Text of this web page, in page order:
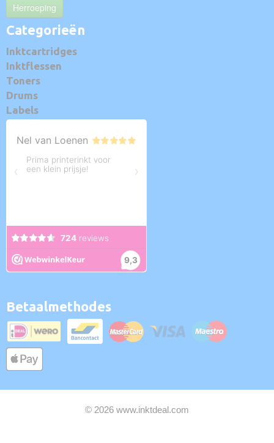
Herroeping
Categorieën
Inktcartridges
Inktflessen
Toners
Drums
Labels
Betaalmethodes
© 2026 www.inktdeal.com